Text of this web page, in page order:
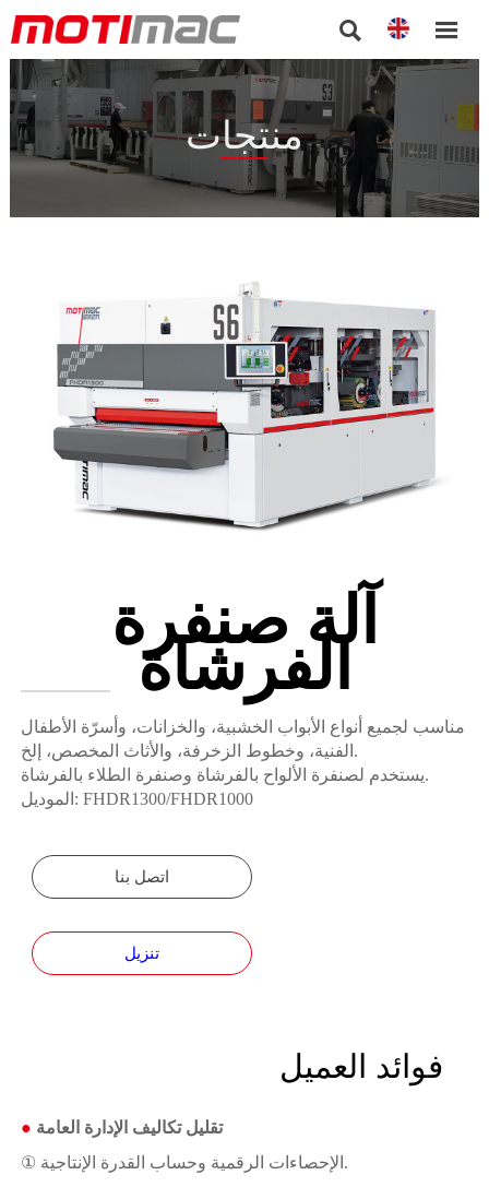
 
منتجات
آلة صنفرة
الفرشاة
مناسب لجميع أنواع الأبواب الخشبية، والخزانات، وأسرّة الأطفال
الفنية، وخطوط الزخرفة، والأثاث المخصص، إلخ.
يستخدم لصنفرة الألواح بالفرشاة وصنفرة الطلاء بالفرشاة.
الموديل: FHDR1300/FHDR1000
اتصل بنا
تنزيل
فوائد العميل
● تقليل تكاليف الإدارة العامة
① الإحصاءات الرقمية وحساب القدرة الإنتاجية.